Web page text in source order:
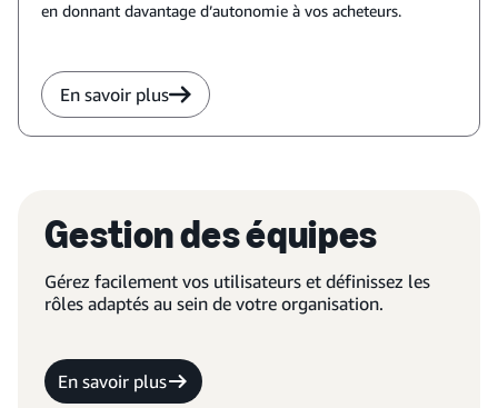
en donnant davantage d’autonomie à vos acheteurs.
En savoir plus
Gestion des équipes
Gérez facilement vos utilisateurs et définissez les
rôles adaptés au sein de votre organisation.
En savoir plus